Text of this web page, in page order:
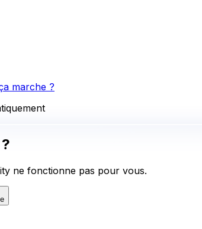
marche ?
ne fonctionne pas pour vous.